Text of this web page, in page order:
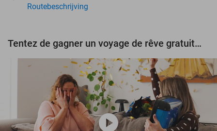
Routebeschrijving
Tentez de gagner un voyage de rêve gratuit d'une valeur de 3.000 € !
play_circle